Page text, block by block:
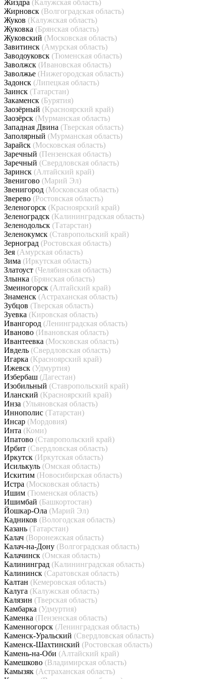
Жиздра (Калужская область)
Жирновск (Волгоградская область)
Жуков (Калужская область)
Жуковка (Брянская область)
Жуковский (Московская область)
Завитинск (Амурская область)
Заводоуковск (Тюменская область)
Заволжск (Ивановская область)
Заволжье (Нижегородская область)
Задонск (Липецкая область)
Заинск (Татарстан)
Закаменск (Бурятия)
Заозёрный (Красноярский край)
Заозёрск (Мурманская область)
Западная Двина (Тверская область)
Заполярный (Мурманская область)
Зарайск (Московская область)
Заречный (Пензенская область)
Заречный (Свердловская область)
Заринск (Алтайский край)
Звенигово (Марий Эл)
Звенигород (Московская область)
Зверево (Ростовская область)
Зеленогорск (Красноярский край)
Зеленоградск (Калининградская область)
Зеленодольск (Татарстан)
Зеленокумск (Ставропольский край)
Зерноград (Ростовская область)
Зея (Амурская область)
Зима (Иркутская область)
Златоуст (Челябинская область)
Злынка (Брянская область)
Змеиногорск (Алтайский край)
Знаменск (Астраханская область)
Зубцов (Тверская область)
Зуевка (Кировская область)
Ивангород (Ленинградская область)
Иваново (Ивановская область)
Ивантеевка (Московская область)
Ивдель (Свердловская область)
Игарка (Красноярский край)
Ижевск (Удмуртия)
Избербаш (Дагестан)
Изобильный (Ставропольский край)
Иланский (Красноярский край)
Инза (Ульяновская область)
Иннополис (Татарстан)
Инсар (Мордовия)
Инта (Коми)
Ипатово (Ставропольский край)
Ирбит (Свердловская область)
Иркутск (Иркутская область)
Исилькуль (Омская область)
Искитим (Новосибирская область)
Истра (Московская область)
Ишим (Тюменская область)
Ишимбай (Башкортостан)
Йошкар-Ола (Марий Эл)
Кадников (Вологодская область)
Казань (Татарстан)
Калач (Воронежская область)
Калач-на-Дону (Волгоградская область)
Калачинск (Омская область)
Калининград (Калининградская область)
Калининск (Саратовская область)
Калтан (Кемеровская область)
Калуга (Калужская область)
Калязин (Тверская область)
Камбарка (Удмуртия)
Каменка (Пензенская область)
Каменногорск (Ленинградская область)
Каменск-Уральский (Свердловская область)
Каменск-Шахтинский (Ростовская область)
Камень-на-Оби (Алтайский край)
Камешково (Владимирская область)
Камызяк (Астраханская область)